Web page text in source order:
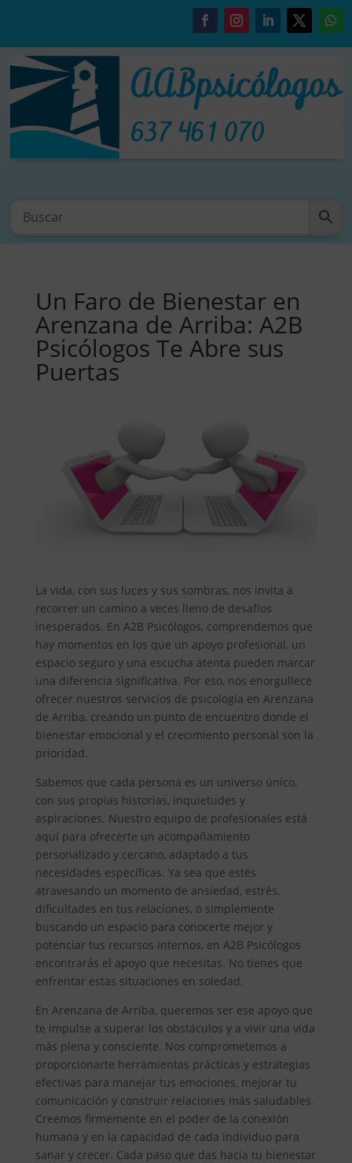
Un Faro de Bienestar en
Arenzana de Arriba: A2B
Psicólogos Te Abre sus
Puertas
La vida, con sus luces y sus sombras, nos invita a
recorrer un camino a veces lleno de desafíos
inesperados. En A2B Psicólogos, comprendemos que
hay momentos en los que un apoyo profesional, un
espacio seguro y una escucha atenta pueden marcar
una diferencia significativa. Por eso, nos enorgullece
ofrecer nuestros servicios de psicología en Arenzana
de Arriba, creando un punto de encuentro donde el
bienestar emocional y el crecimiento personal son la
prioridad.
Sabemos que cada persona es un universo único,
con sus propias historias, inquietudes y
aspiraciones. Nuestro equipo de profesionales está
aquí para ofrecerte un acompañamiento
personalizado y cercano, adaptado a tus
necesidades específicas. Ya sea que estés
atravesando un momento de ansiedad, estrés,
dificultades en tus relaciones, o simplemente
buscando un espacio para conocerte mejor y
potenciar tus recursos internos, en A2B Psicólogos
encontrarás el apoyo que necesitas. No tienes que
enfrentar estas situaciones en soledad.
En Arenzana de Arriba, queremos ser ese apoyo que
te impulse a superar los obstáculos y a vivir una vida
más plena y consciente. Nos comprometemos a
proporcionarte herramientas prácticas y estrategias
efectivas para manejar tus emociones, mejorar tu
comunicación y construir relaciones más saludables.
Creemos firmemente en el poder de la conexión
humana y en la capacidad de cada individuo para
sanar y crecer. Cada paso que das hacia tu bienestar